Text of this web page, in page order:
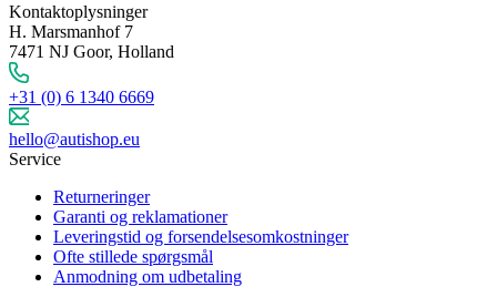
Kontaktoplysninger
H. Marsmanhof 7
7471 NJ Goor, Holland
+31 (0) 6 1340 6669
hello@autishop.eu
Service
Returneringer
Garanti og reklamationer
Leveringstid og forsendelsesomkostninger
Ofte stillede spørgsmål
Anmodning om udbetaling